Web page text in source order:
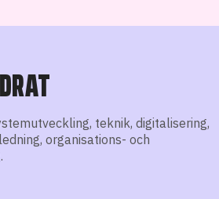
teknik, digitalisering,
organisations- och